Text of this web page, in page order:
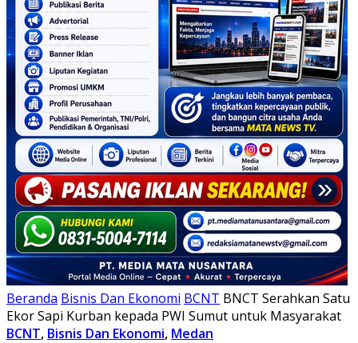
Beranda Bisnis Dan Ekonomi BCNT BNCT Serahkan Satu
Ekor Sapi Kurban kepada PWI Sumut untuk Masyarakat
BCNT, Bisnis Dan Ekonomi, Medan